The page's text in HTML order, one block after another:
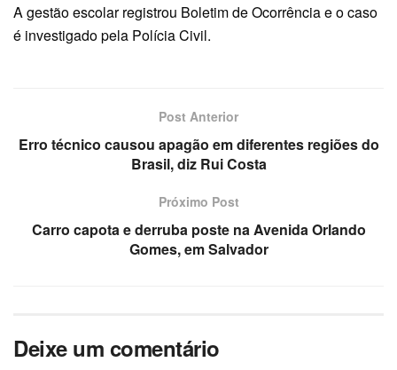
A gestão escolar registrou Boletim de Ocorrência e o caso
é investigado pela Polícia Civil.
Post Anterior
Erro técnico causou apagão em diferentes regiões do
Brasil, diz Rui Costa
Próximo Post
Carro capota e derruba poste na Avenida Orlando
Gomes, em Salvador
Deixe um comentário